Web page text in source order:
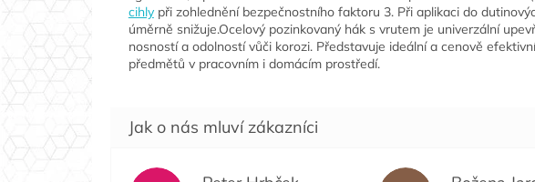
cihlypři zohlednění bezpečnostního faktoru 3. Při aplikaci do
úměrně snižuje.Ocelový pozinkovaný hák s vrutem je univerzální
nosností a odolností vůči korozi. Představuje ideální a cenově
předmětů v pracovním i domácím prostředí.